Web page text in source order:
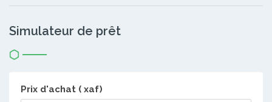
Simulateur de prêt
Prix d'achat ( xaf)